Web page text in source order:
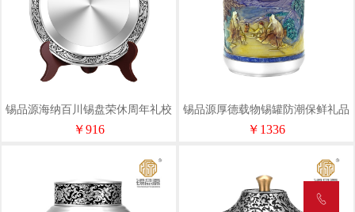
锡品源海纳百川锡盘荣休周年礼校
庆商务奖杯摆件功勋荣誉支持定制
￥916
锡品源厚德载物锡罐防潮保鲜礼品
新中式纯锡茶叶罐可定制储茶罐
￥1336